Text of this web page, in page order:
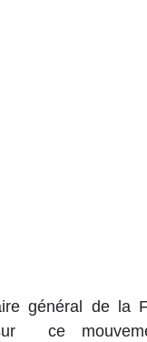
général de la
ce